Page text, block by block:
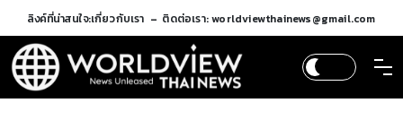
ลิงค์ที่น่าสนใจ:เกี่ยวกับเรา ติดต่อเรา: worldviewthainews@gmail.com